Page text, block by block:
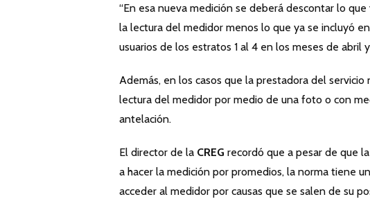
“En esa nueva medición se deberá descontar lo
la lectura del medidor menos lo que ya se incluyó
usuarios de los estratos 1 al 4 en los meses de
Además, en los casos que la prestadora del
lectura del medidor por medio de una foto o con
antelación.
El director de la CREG recordó que a pesar de que
a hacer la medición por promedios, la norma tiene
acceder al medidor por causas que se salen de su